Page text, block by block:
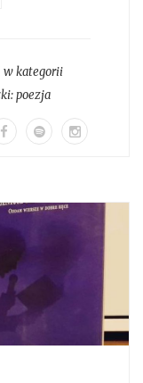
w kategorii
poezja